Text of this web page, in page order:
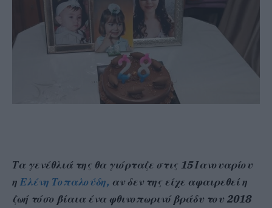
Τα γενέθλιά της θα γιόρταζε στις 15 Ιανουαρίου
η Ελένη Τοπαλούδη, αν δεν της είχε αφαιρεθεί η
ζωή τόσο βίαια ένα φθινοπωρινό βράδυ του 2018